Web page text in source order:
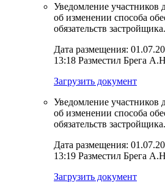
Уведомление участников
об изменении способа
обязательств
Дата размещения:
13:18 Разместил Брега
Загрузить документ
Уведомление участников
об изменении способа
обязательств
Дата размещения:
13:19 Разместил Брега
Загрузить документ